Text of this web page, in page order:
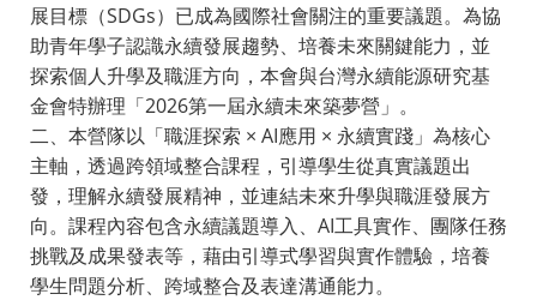
展目標（SDGs）已成為國際社會關注的重要議題。為協
助青年學子認識永續發展趨勢、培養未來關鍵能力，並
探索個人升學及職涯方向，本會與台灣永續能源研究基
金會特辦理「2026第一屆永續未來築夢營」。
二、本營隊以「職涯探索 × AI應用 × 永續實踐」為核心
主軸，透過跨領域整合課程，引導學生從真實議題出
發，理解永續發展精神，並連結未來升學與職涯發展方
向。課程內容包含永續議題導入、AI工具實作、團隊任務
挑戰及成果發表等，藉由引導式學習與實作體驗，培養
學生問題分析、跨域整合及表達溝通能力。